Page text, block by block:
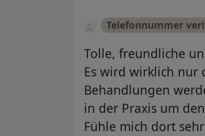
Telefonnummer
Tolle, freundliche
Es wird wirklich nur
Behandlungen
in der Praxis um
Fühle mich dort